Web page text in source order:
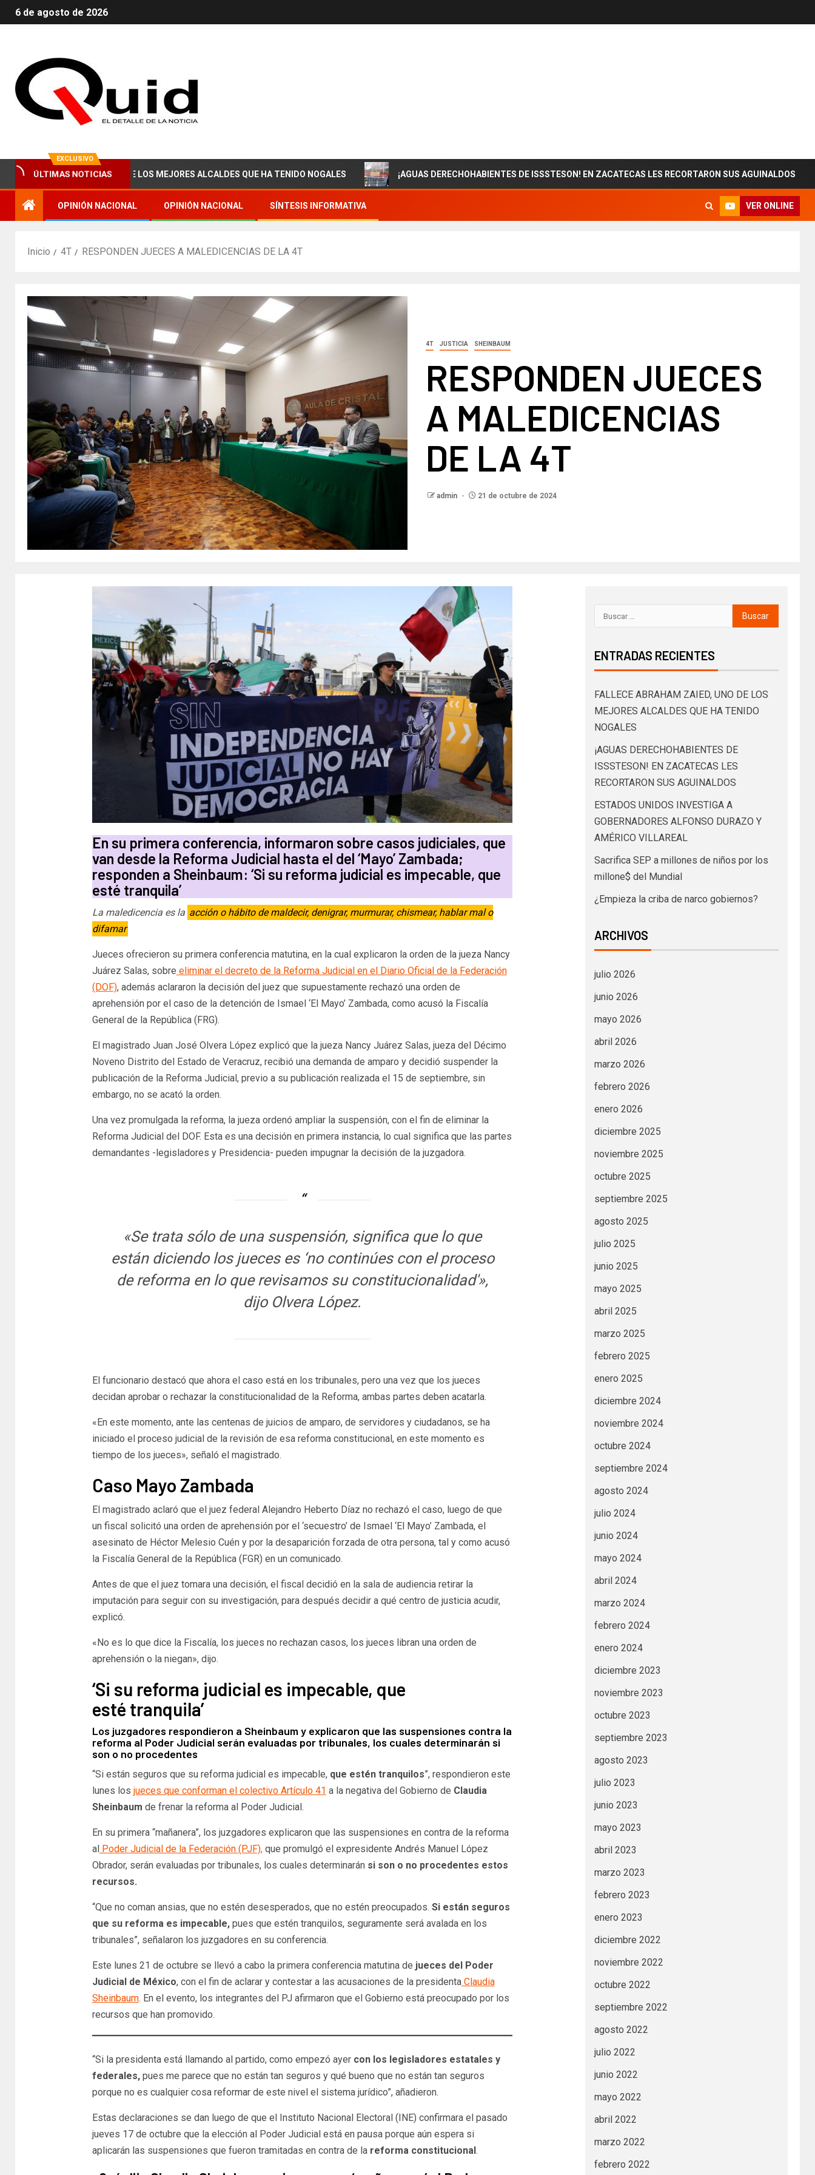
6 de agosto de 2026
EXCLUSIVO
ÚLTIMAS NOTICIAS
ZAIED, UNO DE LOS MEJORES ALCALDES QUE HA TENIDO NOGALES ¡AGUAS DERECHOHABIENTES DE ISSSTESON! EN ZACATECAS LES RECORTARON SUS AGUINALDOS
OPINIÓN NACIONAL OPINIÓN NACIONAL SÍNTESIS INFORMATIVA VER ONLINE
Inicio 4T RESPONDEN JUECES A MALEDICENCIAS DE LA 4T
4T JUSTICIA SHEINBAUM
RESPONDEN JUECES
A MALEDICENCIAS
DE LA 4T
admin 21 de octubre de 2024
En su primera conferencia, informaron sobre casos judiciales, que
van desde la Reforma Judicial hasta el del ‘Mayo’ Zambada;
responden a Sheinbaum: ‘Si su reforma judicial es impecable, que
esté tranquila’
La maledicencia es la acción o hábito de maldecir, denigrar, murmurar, chismear, hablar mal o
difamar
Jueces ofrecieron su primera conferencia matutina, en la cual explicaron la orden de la jueza Nancy
Juárez Salas, sobre eliminar el decreto de la Reforma Judicial en el Diario Oficial de la Federación
(DOF), además aclararon la decisión del juez que supuestamente rechazó una orden de
aprehensión por el caso de la detención de Ismael ‘El Mayo’ Zambada, como acusó la Fiscalía
General de la República (FRG).
El magistrado Juan José Olvera López explicó que la jueza Nancy Juárez Salas, jueza del Décimo
Noveno Distrito del Estado de Veracruz, recibió una demanda de amparo y decidió suspender la
publicación de la Reforma Judicial, previo a su publicación realizada el 15 de septiembre, sin
embargo, no se acató la orden.
Una vez promulgada la reforma, la jueza ordenó ampliar la suspensión, con el fin de eliminar la
Reforma Judicial del DOF. Esta es una decisión en primera instancia, lo cual significa que las partes
demandantes -legisladores y Presidencia- pueden impugnar la decisión de la juzgadora.
«Se trata sólo de una suspensión, significa que lo que
están diciendo los jueces es ‘no continúes con el proceso
de reforma en lo que revisamos su constitucionalidad'»,
dijo Olvera López.
El funcionario destacó que ahora el caso está en los tribunales, pero una vez que los jueces
decidan aprobar o rechazar la constitucionalidad de la Reforma, ambas partes deben acatarla.
«En este momento, ante las centenas de juicios de amparo, de servidores y ciudadanos, se ha
iniciado el proceso judicial de la revisión de esa reforma constitucional, en este momento es
tiempo de los jueces», señaló el magistrado.
Caso Mayo Zambada
El magistrado aclaró que el juez federal Alejandro Heberto Díaz no rechazó el caso, luego de que
un fiscal solicitó una orden de aprehensión por el ‘secuestro’ de Ismael ‘El Mayo’ Zambada, el
asesinato de Héctor Melesio Cuén y por la desaparición forzada de otra persona, tal y como acusó
la Fiscalía General de la República (FGR) en un comunicado.
Antes de que el juez tomara una decisión, el fiscal decidió en la sala de audiencia retirar la
imputación para seguir con su investigación, para después decidir a qué centro de justicia acudir,
explicó.
«No es lo que dice la Fiscalía, los jueces no rechazan casos, los jueces libran una orden de
aprehensión o la niegan», dijo.
‘Si su reforma judicial es impecable, que
esté tranquila’
Los juzgadores respondieron a Sheinbaum y explicaron que las suspensiones contra la
reforma al Poder Judicial serán evaluadas por tribunales, los cuales determinarán si
son o no procedentes
“Si están seguros que su reforma judicial es impecable, que estén tranquilos”, respondieron este
lunes los jueces que conforman el colectivo Artículo 41 a la negativa del Gobierno de Claudia
Sheinbaum de frenar la reforma al Poder Judicial.
En su primera “mañanera”, los juzgadores explicaron que las suspensiones en contra de la reforma
alPoder Judicial de la Federación (PJF),que promulgó el expresidente Andrés Manuel López
Obrador, serán evaluadas por tribunales, los cuales determinarán si son o no procedentes estos
recursos.
“Que no coman ansias, que no estén desesperados, que no estén preocupados. Si están seguros
que su reforma es impecable, pues que estén tranquilos, seguramente será avalada en los
tribunales”, señalaron los juzgadores en su conferencia.
Este lunes 21 de octubre se llevó a cabo la primera conferencia matutina de jueces del Poder
Judicial de México, con el fin de aclarar y contestar a las acusaciones de la presidentaClaudia
Sheinbaum. En el evento, los integrantes del PJ afirmaron que el Gobierno está preocupado por los
recursos que han promovido.
“Si la presidenta está llamando al partido, como empezó ayer con los legisladores estatales y
federales, pues me parece que no están tan seguros y qué bueno que no están tan seguros
porque no es cualquier cosa reformar de este nivel el sistema jurídico”, añadieron.
Estas declaraciones se dan luego de que el Instituto Nacional Electoral (INE) confirmara el pasado
jueves 17 de octubre que la elección al Poder Judicial está en pausa porque aún espera si
aplicarán las suspensiones que fueron tramitadas en contra de la reforma constitucional.
ENTRADAS RECIENTES
FALLECE ABRAHAM ZAIED, UNO DE LOS
MEJORES ALCALDES QUE HA TENIDO
NOGALES
¡AGUAS DERECHOHABIENTES DE
ISSSTESON! EN ZACATECAS LES
RECORTARON SUS AGUINALDOS
ESTADOS UNIDOS INVESTIGA A
GOBERNADORES ALFONSO DURAZO Y
AMÉRICO VILLAREAL
Sacrifica SEP a millones de niños por los
millone$ del Mundial
¿Empieza la criba de narco gobiernos?
ARCHIVOS
julio 2026
junio 2026
mayo 2026
abril 2026
marzo 2026
febrero 2026
enero 2026
diciembre 2025
noviembre 2025
octubre 2025
septiembre 2025
agosto 2025
julio 2025
junio 2025
mayo 2025
abril 2025
marzo 2025
febrero 2025
enero 2025
diciembre 2024
noviembre 2024
octubre 2024
septiembre 2024
agosto 2024
julio 2024
junio 2024
mayo 2024
abril 2024
marzo 2024
febrero 2024
enero 2024
diciembre 2023
noviembre 2023
octubre 2023
septiembre 2023
agosto 2023
julio 2023
junio 2023
mayo 2023
abril 2023
marzo 2023
febrero 2023
enero 2023
diciembre 2022
noviembre 2022
octubre 2022
septiembre 2022
agosto 2022
julio 2022
junio 2022
mayo 2022
abril 2022
marzo 2022
febrero 2022